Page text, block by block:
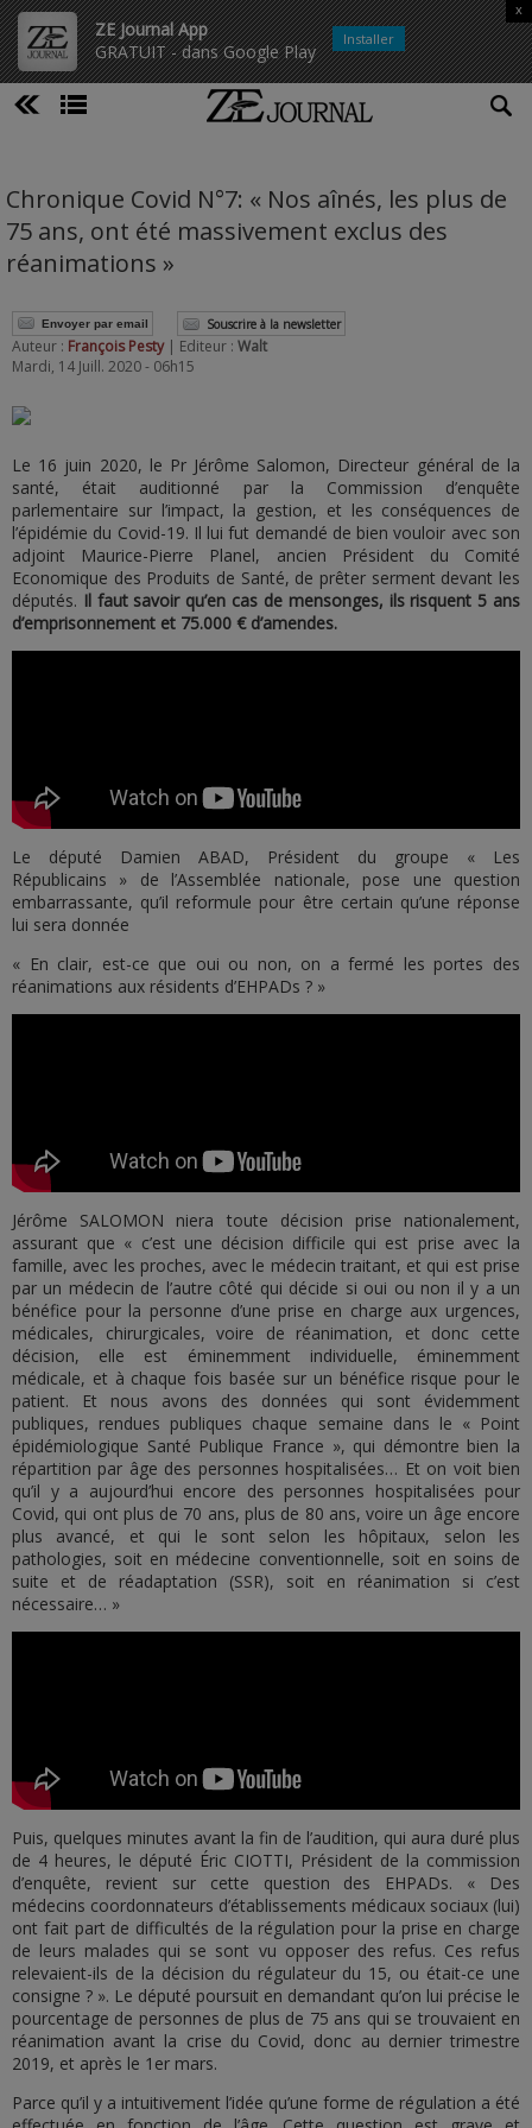
ZE Journal App
GRATUIT - dans Google Play
x
Installer
Chronique Covid N°7: « Nos aînés, les plus de
75 ans, ont été massivement exclus des
réanimations »
Envoyer par email Souscrire à la newsletter
Auteur : François Pesty | Editeur : Walt
Mardi, 14 Juill. 2020 - 06h15
Le 16 juin 2020, le Pr Jérôme Salomon, Directeur général de la
santé, était auditionné par la Commission d’enquête
parlementaire sur l’impact, la gestion, et les conséquences de
l’épidémie du Covid-19. Il lui fut demandé de bien vouloir avec son
adjoint Maurice-Pierre Planel, ancien Président du Comité
Economique des Produits de Santé, de prêter serment devant les
députés. Il faut savoir qu’en cas de mensonges, ils risquent 5 ans
d’emprisonnement et 75.000 € d’amendes.
Le député Damien ABAD, Président du groupe « Les
Républicains » de l’Assemblée nationale, pose une question
embarrassante, qu’il reformule pour être certain qu’une réponse
lui sera donnée
« En clair, est-ce que oui ou non, on a fermé les portes des
réanimations aux résidents d’EHPADs ? »
Jérôme SALOMON niera toute décision prise nationalement,
assurant que « c’est une décision difficile qui est prise avec la
famille, avec les proches, avec le médecin traitant, et qui est prise
par un médecin de l’autre côté qui décide si oui ou non il y a un
bénéfice pour la personne d’une prise en charge aux urgences,
médicales, chirurgicales, voire de réanimation, et donc cette
décision, elle est éminemment individuelle, éminemment
médicale, et à chaque fois basée sur un bénéfice risque pour le
patient. Et nous avons des données qui sont évidemment
publiques, rendues publiques chaque semaine dans le « Point
épidémiologique Santé Publique France », qui démontre bien la
répartition par âge des personnes hospitalisées… Et on voit bien
qu’il y a aujourd’hui encore des personnes hospitalisées pour
Covid, qui ont plus de 70 ans, plus de 80 ans, voire un âge encore
plus avancé, et qui le sont selon les hôpitaux, selon les
pathologies, soit en médecine conventionnelle, soit en soins de
suite et de réadaptation (SSR), soit en réanimation si c’est
nécessaire… »
Puis, quelques minutes avant la fin de l’audition, qui aura duré plus
de 4 heures, le député Éric CIOTTI, Président de la commission
d’enquête, revient sur cette question des EHPADs. « Des
médecins coordonnateurs d’établissements médicaux sociaux (lui)
ont fait part de difficultés de la régulation pour la prise en charge
de leurs malades qui se sont vu opposer des refus. Ces refus
relevaient-ils de la décision du régulateur du 15, ou était-ce une
consigne ? ». Le député poursuit en demandant qu’on lui précise le
pourcentage de personnes de plus de 75 ans qui se trouvaient en
réanimation avant la crise du Covid, donc au dernier trimestre
2019, et après le 1er mars.
Parce qu’il y a intuitivement l’idée qu’une forme de régulation a été